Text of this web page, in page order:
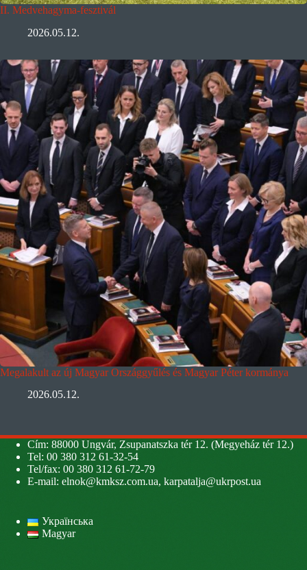
II. Medvehagyma-fesztivál
2026.05.12.
Megalakult az új Magyar Országgyűlés és Magyar Péter kormánya
2026.05.12.
Cím: 88000 Ungvár, Zsupanatszka tér 12. (Megyeház tér 12.)
Tel: 00 380 312 61-32-54
Tel/fax: 00 380 312 61-72-79
E-mail: elnok@kmksz.com.ua, karpatalja@ukrpost.ua
Українська
Magyar